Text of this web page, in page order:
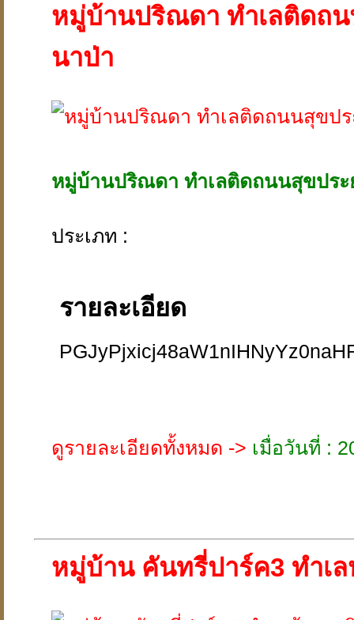
หมู่บ้านปริณดา ทำเลติดถ
นาป่า
หมู่บ้านปริณดา ทำเลติดถนนสุขปร
ประเภท :
รายละเอียด
ดูรายละเอียดทั้งหมด -> เมื่อวันที่ :
หมู่บ้าน คันทรี่ปาร์ค3 ทำเ